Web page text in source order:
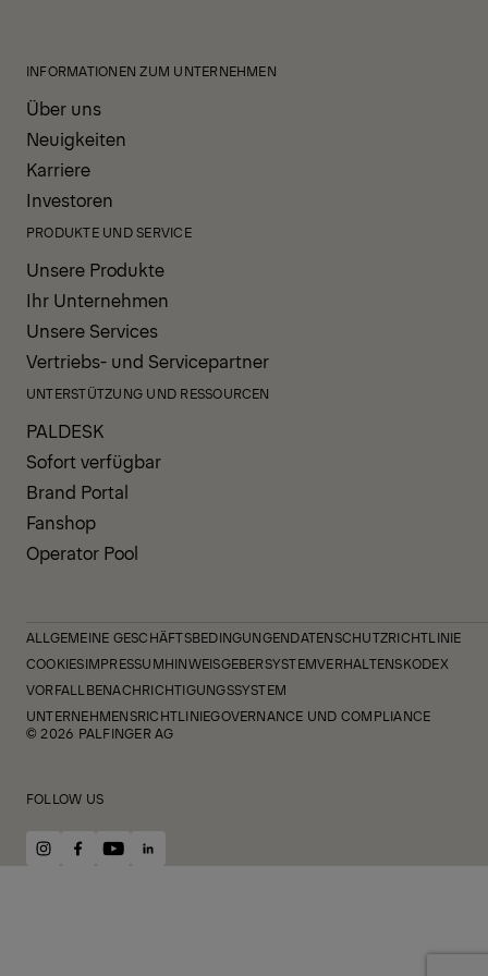
INFORMATIONEN ZUM UNTERNEHMEN
Über uns
Neuigkeiten
Karriere
Investoren
PRODUKTE UND SERVICE
Unsere Produkte
Ihr Unternehmen
Unsere Services
Vertriebs- und Servicepartner
UNTERSTÜTZUNG UND RESSOURCEN
PALDESK
Sofort verfügbar
Brand Portal
Fanshop
Operator Pool
ALLGEMEINE GESCHÄFTSBEDINGUNGENDATENSCHUTZRICHTLINIE
COOKIESIMPRESSUMHINWEISGEBERSYSTEMVERHALTENSKODEX
VORFALLBENACHRICHTIGUNGSSYSTEM
UNTERNEHMENSRICHTLINIEGOVERNANCE UND COMPLIANCE
© 2026 PALFINGER AG
FOLLOW US
instagram
facebook
youtubelinkedin